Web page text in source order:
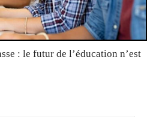
: le futur de l’éducation n’est